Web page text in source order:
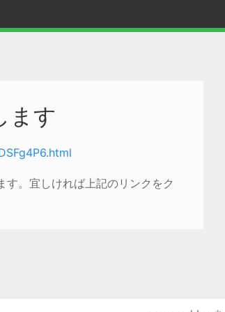
ます
す。宜しければ上記のリンクをク